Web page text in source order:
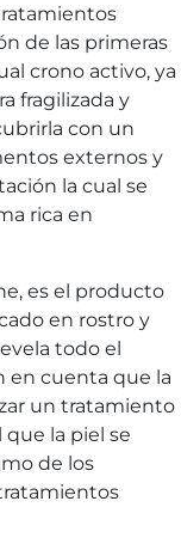
de las primeras
crono activo, ya
fragilizada y
con un
externos y
la cual se
rica en
es el producto
en rostro y
todo el
en cuenta que la
un tratamiento
la piel se
de los